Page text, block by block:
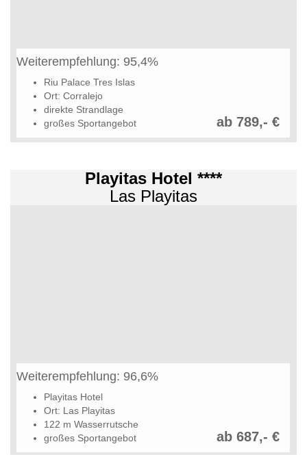
Weiterempfehlung: 95,4%
Riu Palace Tres Islas
Ort: Corralejo
direkte Strandlage
großes Sportangebot
ab 789,- €
Playitas Hotel ****
Las Playitas
Weiterempfehlung: 96,6%
Playitas Hotel
Ort: Las Playitas
122 m Wasserrutsche
großes Sportangebot
ab 687,- €